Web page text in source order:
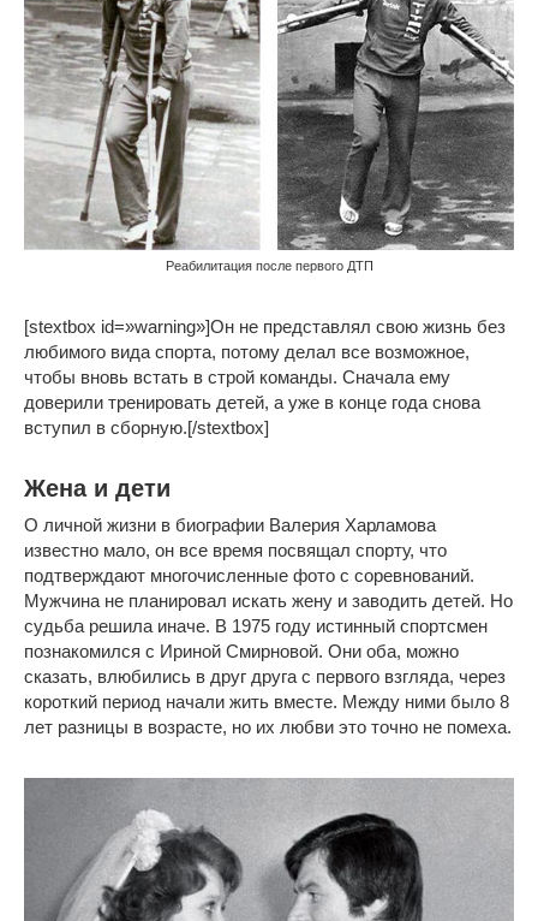
Реабилитация после первого ДТП
[stextbox id=»warning»]Он не представлял свою жизнь без
любимого вида спорта, потому делал все возможное,
чтобы вновь встать в строй команды. Сначала ему
доверили тренировать детей, а уже в конце года снова
вступил в сборную.[/stextbox]
Жена и дети
О личной жизни в биографии Валерия Харламова
известно мало, он все время посвящал спорту, что
подтверждают многочисленные фото с соревнований.
Мужчина не планировал искать жену и заводить детей. Но
судьба решила иначе. В 1975 году истинный спортсмен
познакомился с Ириной Смирновой. Они оба, можно
сказать, влюбились в друг друга с первого взгляда, через
короткий период начали жить вместе. Между ними было 8
лет разницы в возрасте, но их любви это точно не помеха.